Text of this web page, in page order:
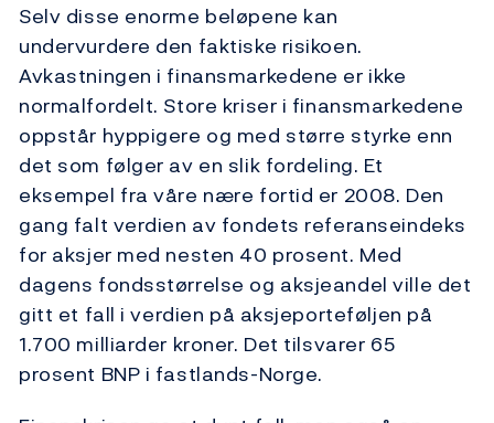
Selv disse enorme beløpene kan
undervurdere den faktiske risikoen.
Avkastningen i finansmarkedene er ikke
normalfordelt. Store kriser i finansmarkedene
oppstår hyppigere og med større styrke enn
det som følger av en slik fordeling. Et
eksempel fra våre nære fortid er 2008. Den
gang falt verdien av fondets referanseindeks
for aksjer med nesten 40 prosent. Med
dagens fondsstørrelse og aksjeandel ville det
gitt et fall i verdien på aksjeporteføljen på
1.700 milliarder kroner. Det tilsvarer 65
prosent BNP i fastlands-Norge.